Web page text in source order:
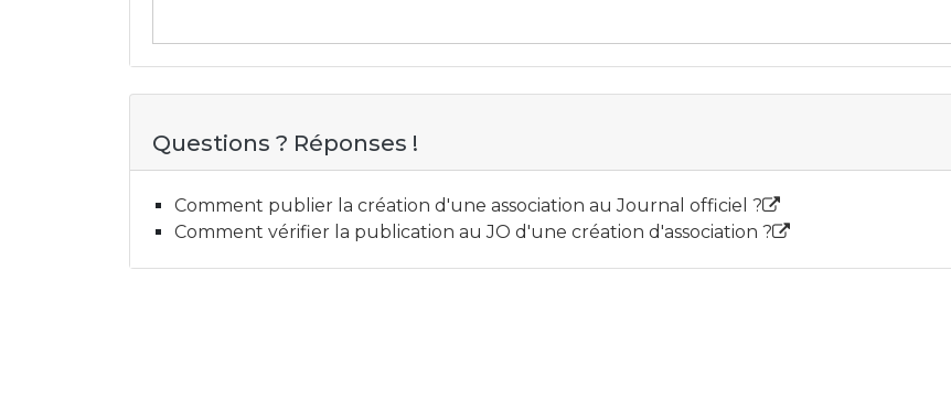
Questions ? Réponses !
Comment publier la création d'une association au Journal officiel ?
Comment vérifier la publication au JO d'une création d'association ?